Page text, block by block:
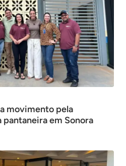
movimento pela
em Sonora